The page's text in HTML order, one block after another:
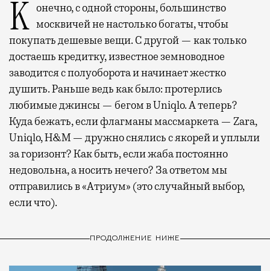
Конечно, с одной стороны, большинство москвичей не настолько богаты, чтобы
покупать дешевые вещи. С другой — как только
достаешь кредитку, известное земноводное
заводится с полуоборота и начинает жестко
душить. Раньше ведь как было: протерлись
любимые джинсы — бегом в Uniqlo. А теперь?
Куда бежать, если флагманы массмаркета — Zara,
Uniqlo, H&M — дружно снялись с якорей и уплыли
за горизонт? Как быть, если жаба постоянно
недовольна, а носить нечего? За ответом мы
отправились в «Атриум» (это случайный выбор,
если что).
ПРОДОЛЖЕНИЕ НИЖЕ